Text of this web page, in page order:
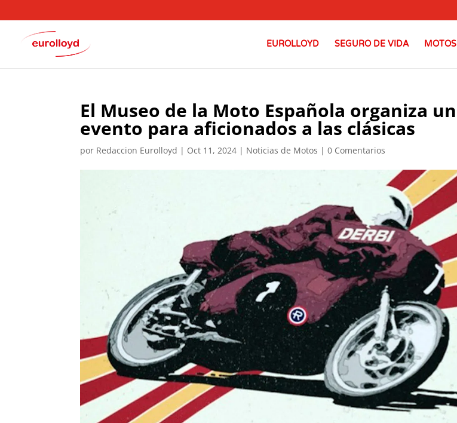
EUROLLOYD SEGURO DE VIDA MOTOS
El Museo de la Moto Española organiza un
evento para aficionados a las clásicas
por Redaccion Eurolloyd | Oct 11, 2024 | Noticias de Motos |0 Comentarios